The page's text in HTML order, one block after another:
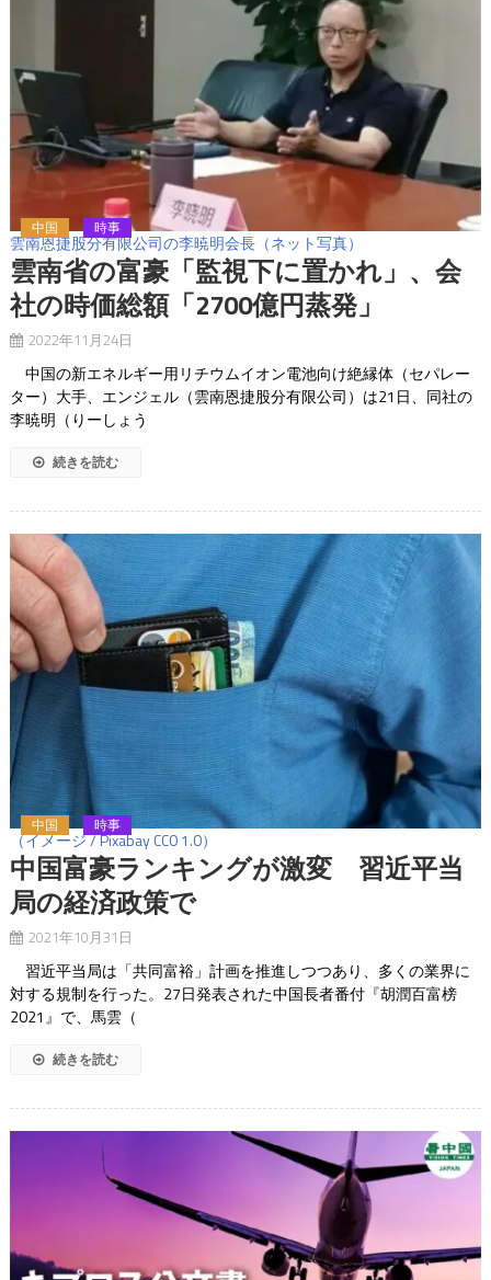
雲南恩捷股分有限公司の李暁明会長（ネット写真）
中国 時事
雲南省の富豪「監視下に置かれ」、会
社の時価総額「2700億円蒸発」
2022年11月24日
中国の新エネルギー用リチウムイオン電池向け絶縁体（セパレー
ター）大手、エンジェル（雲南恩捷股分有限公司）は21日、同社の
李暁明（りーしょう
続きを読む
（イメージ / Pixabay CC0 1.0）
中国 時事
中国富豪ランキングが激変 習近平当
局の経済政策で
2021年10月31日
習近平当局は「共同富裕」計画を推進しつつあり、多くの業界に
対する規制を行った。27日発表された中国長者番付『胡潤百富榜
2021』で、馬雲（
続きを読む